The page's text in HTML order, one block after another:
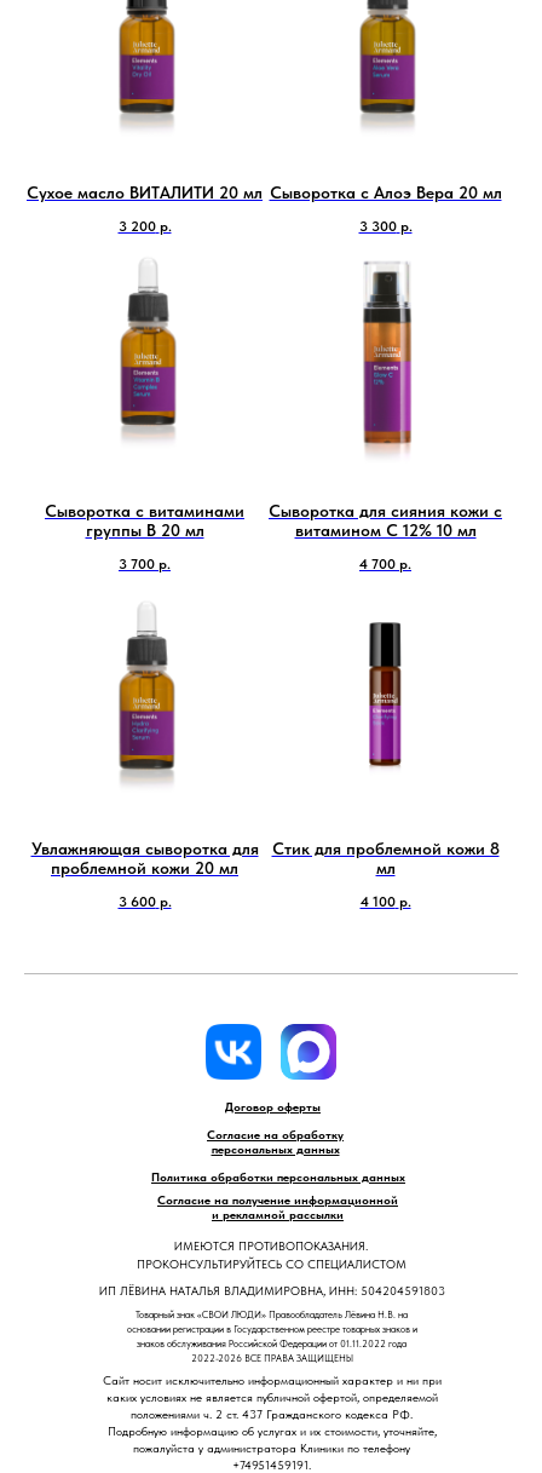
Сухое масло ВИТАЛИТИ 20 мл
3 200 р.
Сыворотка с Алоэ Вера 20 мл
3 300 р.
Сыворотка с витаминами
группы В 20 мл
3 700 р.
Сыворотка для сияния кожи с
витамином С 12% 10 мл
4 700 р.
Увлажняющая сыворотка для
проблемной кожи 20 мл
3 600 р.
Стик для проблемной кожи 8
мл
4 100 р.
Сайт носит исключительно информационный характер и ни при
каких условиях не является публичной офертой, определяемой
положениями ч. 2 ст. 437 Гражданского кодекса РФ.
Подробную информацию об услугах и их стоимости, уточняйте,
пожалуйста у администратора Клиники по телефону
+74951459191.
ИМЕЮТСЯ ПРОТИВОПОКАЗАНИЯ.
ПРОКОНСУЛЬТИРУЙТЕСЬ СО СПЕЦИАЛИСТОМ
ИП ЛЁВИНА НАТАЛЬЯ ВЛАДИМИРОВНА, ИНН: 504204591803
Товарный знак «СВОИ ЛЮДИ» Правообладатель Лёвина Н.В. на
основании регистрации в Государственном реестре товарных знаков и
знаков обслуживания Российской Федерации от 01.11.2022 года
2022-2026 ВСЕ ПРАВА ЗАЩИЩЕНЫ
Договор оферты
Согласие на получение информационной
и рекламной рассылки
Политика обработки персональных данных
Согласие на обработку
персональных данных